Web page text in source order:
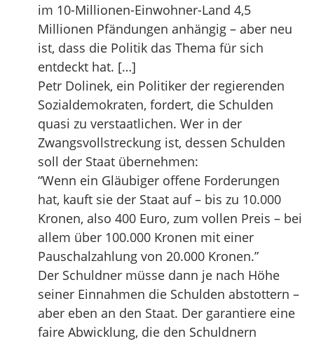
im 10-Millionen-Einwohner-Land 4,5
Millionen Pfändungen anhängig – aber neu
ist, dass die Politik das Thema für sich
entdeckt hat. […]
Petr Dolinek, ein Politiker der regierenden
Sozialdemokraten, fordert, die Schulden
quasi zu verstaatlichen. Wer in der
Zwangsvollstreckung ist, dessen Schulden
soll der Staat übernehmen:
“Wenn ein Gläubiger offene Forderungen
hat, kauft sie der Staat auf – bis zu 10.000
Kronen, also 400 Euro, zum vollen Preis – bei
allem über 100.000 Kronen mit einer
Pauschalzahlung von 20.000 Kronen.”
Der Schuldner müsse dann je nach Höhe
seiner Einnahmen die Schulden abstottern –
aber eben an den Staat. Der garantiere eine
faire Abwicklung, die den Schuldnern